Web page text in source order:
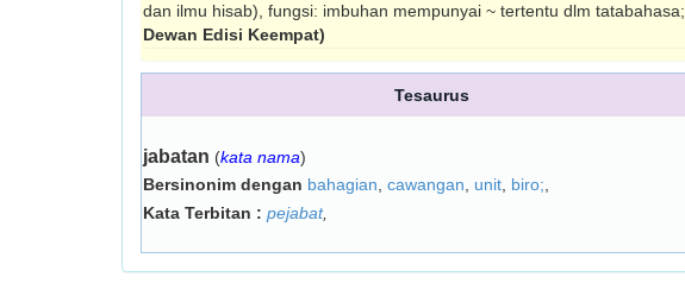
dan ilmu hisab), fungsi: imbuhan mempunyai ~ tertentu dlm tatabahasa;
Dewan Edisi Keempat)
Tesaurus
jabatan (kata nama)
Bersinonim dengan bahagian cawangan unit biro;
Kata Terbitan : pejabat,